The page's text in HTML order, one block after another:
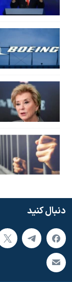
دنبال کنید